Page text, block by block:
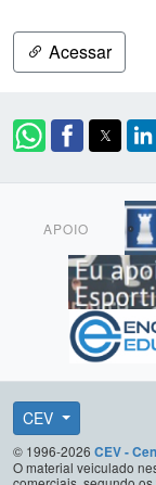
Acessar
APOIO
CEV
© 1996-2026 CEV -
O material veiculado